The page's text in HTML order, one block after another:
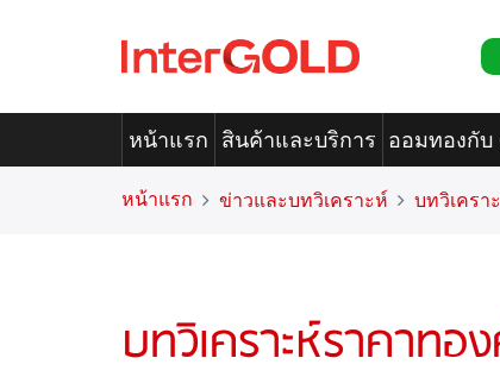
หน้าแรก สินค้าและบริการ ออมทองกับ
หน้าแรก ข่าวและบทวิเคราะห์ บทวิเครา
บทวิเคราะห์ราคาท